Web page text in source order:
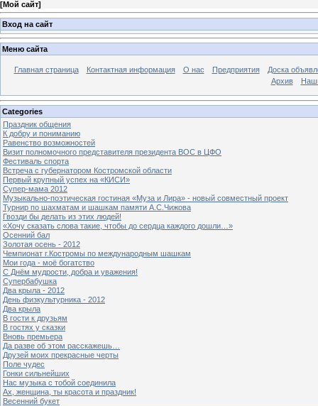
[Мой сайт]
Вход на сайт
Меню сайта
Главная страница Контактная информация О нас Предприятия
Доска
Архив
Categories
Праздник общения
К добру и пониманию
Равенство возможностей
Визит полномочного представителя президента ВОС в ЦФО
Фестиваль спорта
Встреча с губернатором Костромской области
Первый крупный успех на «КИСИ»
Супер-мама 2012
Музыкально-поэтическая гостиная «Муза и Лира» - новый совместный проект
Турнир по шахматам и шашкам памяти А.С.Чижова
Гвозди бы делать из этих людей!
«Хочу сказать слова такие, чтобы до сердца каждого дошли…»
Осенний бал
Золотая осень - 2012
Чемпионат г.Костромы по международным шашкам
Мои года - моё богатство
С Днём мудрости, добра и уважения!
Супербабушка
Два крыла - 2012
День физкультурника - 2012
Два крыла
В гости к друзьям
В гостях у сказки
Вновь премьера
Да разве об этом расскажешь…
Друзей моих прекрасные черты
Поле чудес
Гонки сильнейших
Нас музыка с тобой соединила
Ах, женщина, ты красота и праздник!
Весенний букет